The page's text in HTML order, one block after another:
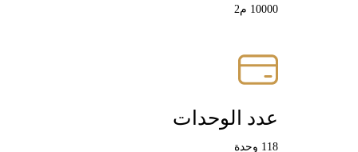
10000 م2
عدد الوحدات
118 وحدة